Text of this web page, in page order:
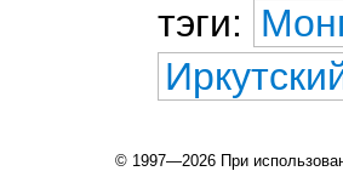
тэги:
© 1997—2026 При